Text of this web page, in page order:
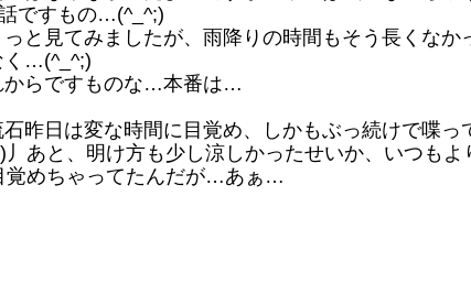
ですもの…(^_^;)
と見てみましたが、雨降りの時間もそう長くなか
く…(^_^;)
からですものな…本番は…
昨日は変な時間に目覚め、しかもぶっ続けで喋っ
あと、明け方も少し涼しかったせいか、いつも
覚めちゃってたんだが…あぁ…